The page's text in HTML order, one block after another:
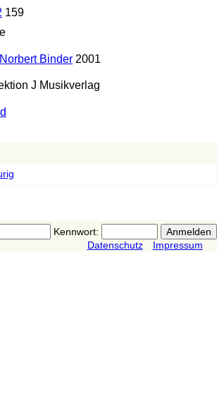
159
Norbert Binder2001
J Musikverlag
Kennwort:
Datenschutz
Impressum